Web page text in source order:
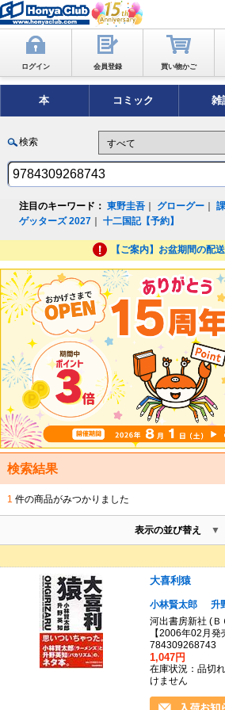
ログイン 会員登録 買い物かご
本 コミック 雑
検索
注目のキーワード： 東野圭吾 グローグー ｜
ゲッターズ 2027 ｜十二国記【予約】
【ご案内】お盆期間の配
検索結果
1 件の商品がみつかりました
表示の並び替え
大喜利猿
小林賢太郎
升
河出書房新社 (Ｂ
【2006年02月
784309268743
1,047円
在庫状況：品切
けません